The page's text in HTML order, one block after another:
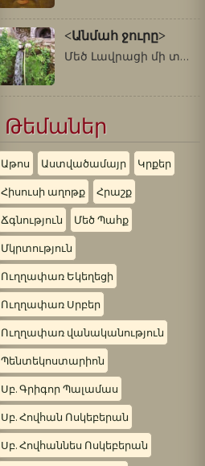
<Անմահ ջուրը>
Մեծ Լավրացի մի տարեց ծեր հիվանդ էր…
Թեմաներ
Աթոս Աստվածամայր Կրքեր
Հիսուսի աղոթք Հրաշք
Ճգնություն Մեծ Պահք
Մկրտություն
Ուղղափառ Եկեղեցի
Ուղղափառ Սրբեր
Ուղղափառ վանականություն
Պենտեկոստարիոն
Սբ. Գրիգոր Պալամաս
Սբ. Հովհան Ոսկեբերան
Սբ. Հովհաննես Ոսկեբերան